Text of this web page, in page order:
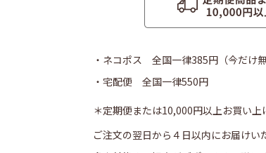
・ネコポス 全国一律385円（今だけ無
・宅配便 全国一律550円
＊定期便または10,000円以上お買い上
ご注文の翌日から４日以内にお届けい